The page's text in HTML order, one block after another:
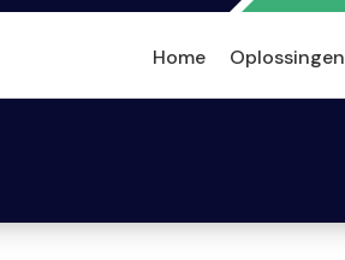
Home Oplossingen